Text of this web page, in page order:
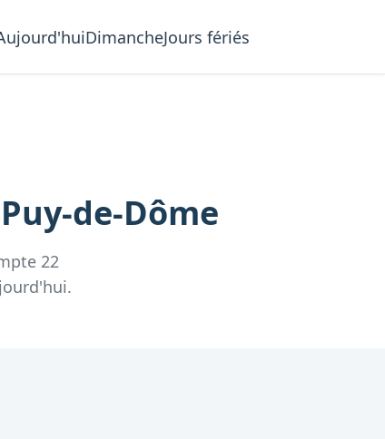
DimancheJours fériés
Puy-de-Dôme
22